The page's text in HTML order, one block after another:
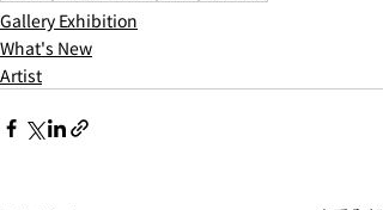
Gallery Exhibition
What's New
Artist